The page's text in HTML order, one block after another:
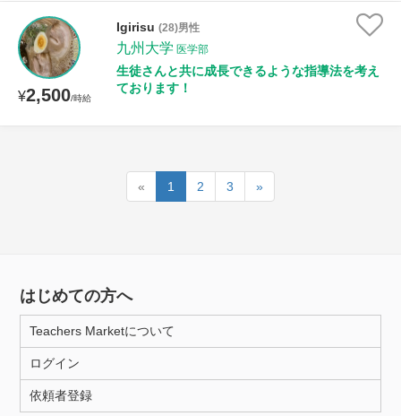
¥2,500/時給
Igirisu (28)男性
九州大学 医学部
生徒さんと共に成長できるような指導法を考え
ております！
« 1 2 3 »
はじめての方へ
Teachers Marketについて
ログイン
依頼者登録